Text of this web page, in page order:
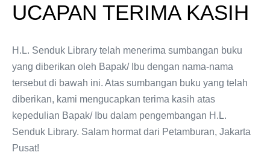
UCAPAN TERIMA KASIH
H.L. Senduk Library telah menerima sumbangan buku
yang diberikan oleh Bapak/ Ibu dengan nama-nama
tersebut di bawah ini. Atas sumbangan buku yang telah
diberikan, kami mengucapkan terima kasih atas
kepedulian Bapak/ Ibu dalam pengembangan H.L.
Senduk Library. Salam hormat dari Petamburan, Jakarta
Pusat!